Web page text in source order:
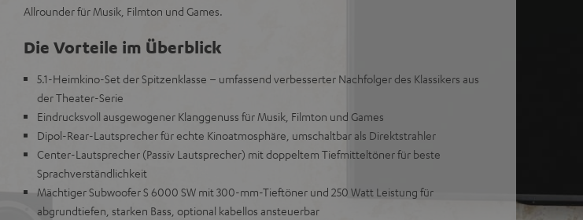
Allrounder für Musik, Filmton und Games.
Die Vorteile im Überblick
5.1-Heimkino-Set der Spitzenklasse – umfassend verbesserter Nachfolger des Klassikers aus
der Theater-Serie
Eindrucksvoll ausgewogener Klanggenuss für Musik, Filmton und Games
Dipol-Rear-Lautsprecher für echte Kinoatmosphäre, umschaltbar als Direktstrahler
Center-Lautsprecher (Passiv Lautsprecher) mit doppeltem Tiefmitteltöner für beste
Sprachverständlichkeit
Mächtiger Subwoofer S 6000 SW mit 300-mm-Tieftöner und 250 Watt Leistung für
abgrundtiefen, starken Bass, optional kabellos ansteuerbar